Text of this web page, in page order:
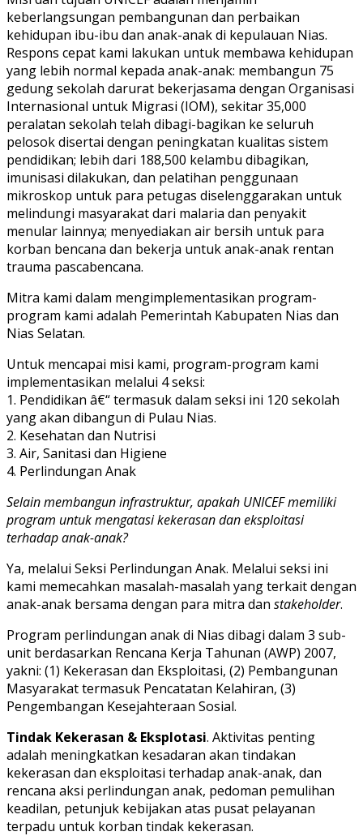
keberlangsungan pembangunan dan perbaikan
kehidupan ibu-ibu dan anak-anak di kepulauan Nias.
Respons cepat kami lakukan untuk membawa kehidupan
yang lebih normal kepada anak-anak: membangun 75
gedung sekolah darurat bekerjasama dengan Organisasi
Internasional untuk Migrasi (IOM), sekitar 35,000
peralatan sekolah telah dibagi-bagikan ke seluruh
pelosok disertai dengan peningkatan kualitas sistem
pendidikan; lebih dari 188,500 kelambu dibagikan,
imunisasi dilakukan, dan pelatihan penggunaan
mikroskop untuk para petugas diselenggarakan untuk
melindungi masyarakat dari malaria dan penyakit
menular lainnya; menyediakan air bersih untuk para
korban bencana dan bekerja untuk anak-anak rentan
trauma pascabencana.
Mitra kami dalam mengimplementasikan program-
program kami adalah Pemerintah Kabupaten Nias dan
Nias Selatan.
Untuk mencapai misi kami, program-program kami
implementasikan melalui 4 seksi:
1. Pendidikan â€“ termasuk dalam seksi ini 120 sekolah
yang akan dibangun di Pulau Nias.
2. Kesehatan dan Nutrisi
3. Air, Sanitasi dan Higiene
4. Perlindungan Anak
Selain membangun infrastruktur, apakah UNICEF memiliki
program untuk mengatasi kekerasan dan eksploitasi
terhadap anak-anak?
Ya, melalui Seksi Perlindungan Anak. Melalui seksi ini
kami memecahkan masalah-masalah yang terkait dengan
anak-anak bersama dengan para mitra dan stakeholder.
Program perlindungan anak di Nias dibagi dalam 3 sub-
unit berdasarkan Rencana Kerja Tahunan (AWP) 2007,
yakni: (1) Kekerasan dan Eksploitasi, (2) Pembangunan
Masyarakat termasuk Pencatatan Kelahiran, (3)
Pengembangan Kesejahteraan Sosial.
Tindak Kekerasan & Eksplotasi. Aktivitas penting
adalah meningkatkan kesadaran akan tindakan
kekerasan dan eksploitasi terhadap anak-anak, dan
rencana aksi perlindungan anak, pedoman pemulihan
keadilan, petunjuk kebijakan atas pusat pelayanan
terpadu untuk korban tindak kekerasan.